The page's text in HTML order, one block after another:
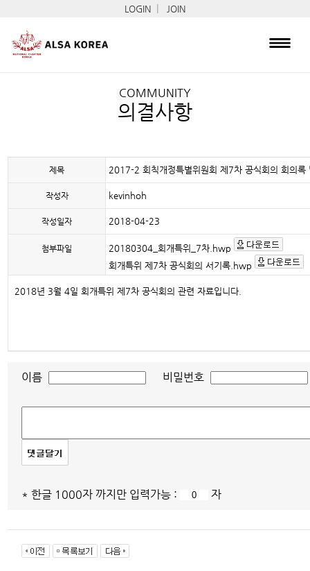
LOGIN JOIN
COMMUNITY
의결사항
제목 2017-2 회칙개정특별위원회 제7차 공식회의 회의록
작성자 kevinhoh
작성일자 2018-04-23
첨부파일
20180304_회개특위_7차.hwp
회개특위 제7차 공식회의 서기록.hwp
2018년 3월 4일 회개특위 제7차 공식회의 관련 자료입니다.
이름 비밀번호
* 한글 1000자 까지만 입력가능 : 자